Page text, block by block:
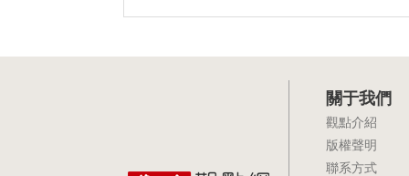
關于我們
觀點介紹
版權聲明
聯系方式